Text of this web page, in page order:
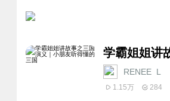
学霸姐姐讲
RENEE_L
1.15万 284